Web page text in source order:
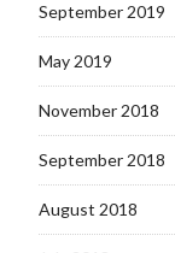
September 2019
May 2019
November 2018
September 2018
August 2018